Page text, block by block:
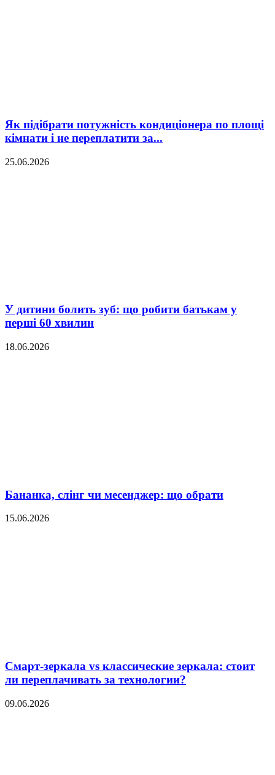
Як підібрати потужність кондиціонера по площі
кімнати і не переплатити за...
25.06.2026
У дитини болить зуб: що робити батькам у
перші 60 хвилин
18.06.2026
Бананка, слінг чи месенджер: що обрати
15.06.2026
Смарт-зеркала vs классические зеркала: стоит
ли переплачивать за технологии?
09.06.2026